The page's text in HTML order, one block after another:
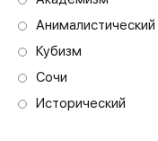
Анималистический
Кубизм
Сочи
Исторический